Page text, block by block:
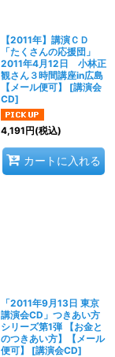
【2011年】講演ＣＤ
「たくさんの応援団」
2011年4月12日 小林正
観さん３時間講座in広島
【メール便可】
[講演会
CD]
4,191円(税込)
カートに入れる
「2011年9月13日 東京
講演会CD」つきあい方
シリーズ第1弾 【お金と
のつきあい方】【メール
便可】
[講演会CD]